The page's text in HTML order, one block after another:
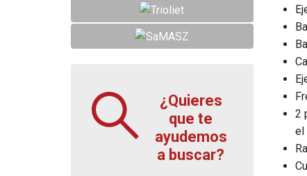
¿Quieres
que te
ayudemos
a buscar?
2
el